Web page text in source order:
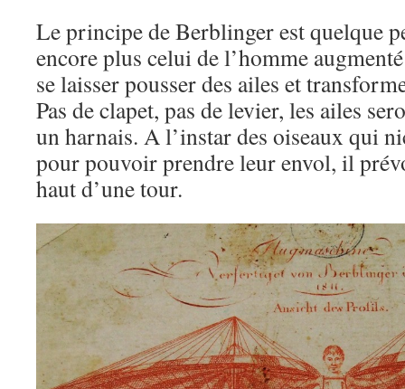
Le principe de Berblinger est quelque
encore plus celui de l’homme
se laisser pousser des ailes et
Pas de clapet, pas de levier, les ailes
un harnais. A l’instar des oiseaux qui
pour pouvoir prendre leur envol, il
haut d’une tour.